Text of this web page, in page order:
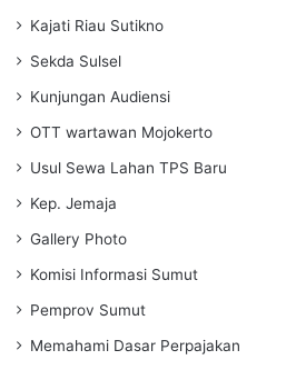
Kajati Riau Sutikno
Sekda Sulsel
Kunjungan Audiensi
OTT wartawan Mojokerto
Usul Sewa Lahan TPS Baru
Kep. Jemaja
Gallery Photo
Komisi Informasi Sumut
Pemprov Sumut
Memahami Dasar Perpajakan